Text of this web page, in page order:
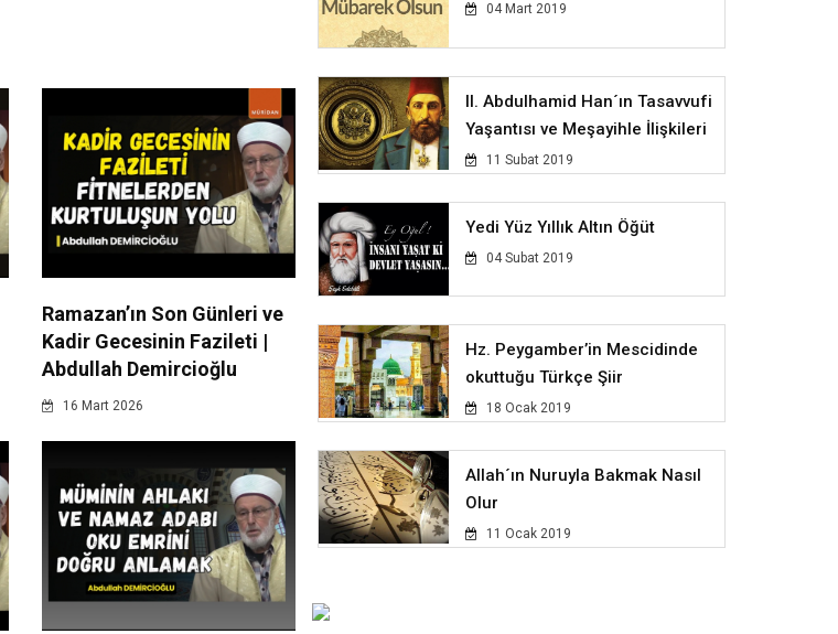
Ramazan’ın Son Günleri ve
Kadir Gecesinin Fazileti |
Abdullah Demircioğlu
16 Mart 2026
04 Mart 2019
II. Abdulhamid Han´ın Tasavvufi
Yaşantısı ve Meşayihle İlişkileri
11 Subat 2019
Yedi Yüz Yıllık Altın Öğüt
04 Subat 2019
Hz. Peygamber’in Mescidinde
okuttuğu Türkçe Şiir
18 Ocak 2019
Allah´ın Nuruyla Bakmak Nasıl
Olur
11 Ocak 2019